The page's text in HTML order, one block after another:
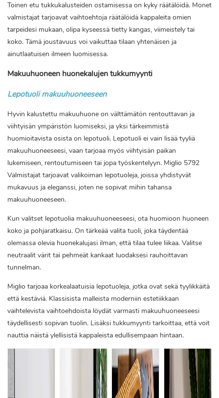
Toinen etu tukkukalusteiden ostamisessa on kyky räätälöidä. Monet
valmistajat tarjoavat vaihtoehtoja räätälöidä kappaleita omien
tarpeidesi mukaan, olipa kyseessä tietty kangas, viimeistely tai
koko. Tämä joustavuus voi vaikuttaa tilaan yhtenäisen ja
ainutlaatuisen ilmeen luomisessa.
Makuuhuoneen huonekalujen tukkumyynti
Lepotuoli makuuhuoneeseen
Hyvin kalustettu makuuhuone on välttämätön rentouttavan ja
viihtyisän ympäristön luomiseksi, ja yksi tärkeimmistä
huomioitavista osista on lepotuoli. Lepotuoli ei vain lisää tyyliä
makuuhuoneeseesi, vaan tarjoaa myös viihtyisän paikan
lukemiseen, rentoutumiseen tai jopa työskentelyyn. Miglio 5792
Valmistajat tarjoavat valikoiman lepotuoleja, joissa yhdistyvät
mukavuus ja eleganssi, joten ne sopivat mihin tahansa
makuuhuoneeseen.
Kun valitset lepotuolia makuuhuoneeseesi, ota huomioon huoneen
koko ja pohjaratkaisu. On tärkeää valita tuoli, joka täydentää
olemassa olevia huonekalujasi ilman, että tilaa tulee liikaa. Valitse
neutraalit värit tai pehmeät kankaat luodaksesi rauhoittavan
tunnelman.
Miglio tarjoaa korkealaatuisia lepotuoleja, jotka ovat sekä tyylikkäitä
että kestäviä. Klassisista malleista moderniin estetiikkaan
vaihtelevista vaihtoehdoista löydät varmasti makuuhuoneeseesi
täydellisesti sopivan tuolin. Lisäksi tukkumyynti tarkoittaa, että voit
nauttia näistä ylellisistä kappaleista edullisempaan hintaan.